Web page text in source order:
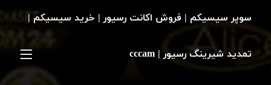
سوپر سیسیکم | فروش اکانت رسیور | خرید سیسیکم |
تمدید شیرینگ رسیور | cccam